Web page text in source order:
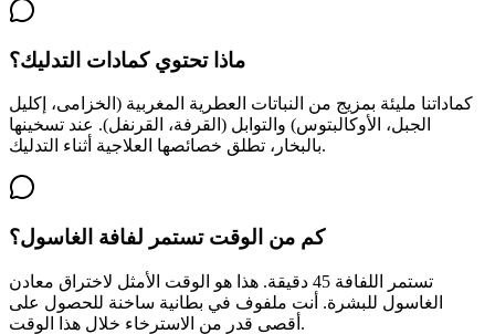
ماذا تحتوي كمادات التدليك؟
كماداتنا مليئة بمزيج من النباتات العطرية المغربية (الخزامى، إكليل
الجبل، الأوكالبتوس) والتوابل (القرفة، القرنفل). عند تسخينها
بالبخار، تطلق خصائصها العلاجية أثناء التدليك.
كم من الوقت تستمر لفافة الغاسول؟
تستمر اللفافة 45 دقيقة. هذا هو الوقت الأمثل لاختراق معادن
الغاسول للبشرة. أنت ملفوف في بطانية ساخنة للحصول على
أقصى قدر من الاسترخاء خلال هذا الوقت.